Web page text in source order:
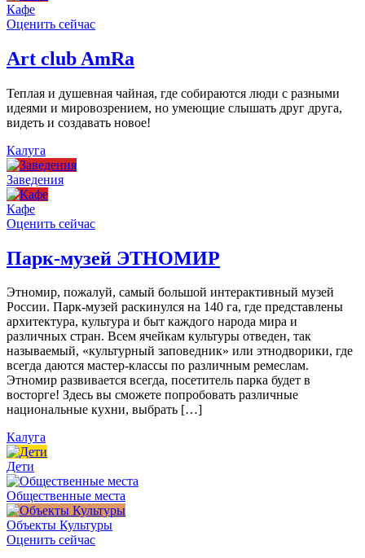
Кафе
Оценить сейчас
Art сlub AmRa
Теплая и душевная чайная, где собираются люди с разными
идеями и мировозрением, но умеющие слышать друг друга,
видеть и создавать новое!
Калуга
Заведения
Кафе
Оценить сейчас
Парк-музей ЭТНОМИР
Этномир, пожалуй, самый большой интерактивный музей
России. Парк-музей раскинулся на 140 га, где представлены
архитектура, культура и быт каждого народа мира и
различных стран. Всем ячейкам культуры отведен, так
называемый, «культурный заповедник» или этнодворики, где
всегда даются мастер-классы по различным ремеслам.
Этномир развивается всегда, посетитель парка будет в
восторге! Здесь вы сможете попробовать различные
национальные кухни, выбрать […]
Калуга
Дети
Общественные места
Объекты Культуры
Оценить сейчас